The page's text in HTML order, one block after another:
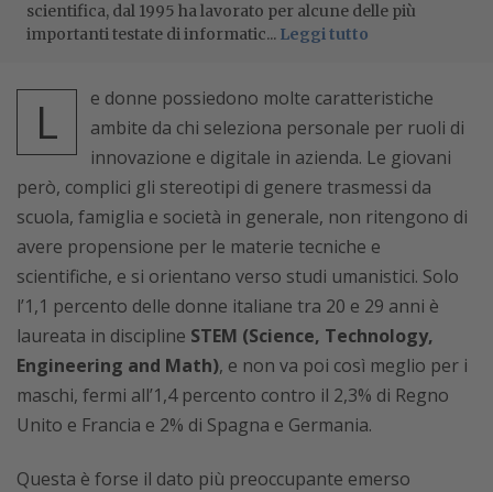
scientifica, dal 1995 ha lavorato per alcune delle più
importanti testate di informatic... Leggi tutto
L
e donne possiedono molte caratteristiche
ambite da chi seleziona personale per ruoli di
innovazione e digitale in azienda. Le giovani
però, complici gli stereotipi di genere trasmessi da
scuola, famiglia e società in generale, non ritengono di
avere propensione per le materie tecniche e
scientifiche, e si orientano verso studi umanistici. Solo
l’1,1 percento delle donne italiane tra 20 e 29 anni è
laureata in discipline STEM (Science, Technology,
Engineering and Math), e non va poi così meglio per i
maschi, fermi all’1,4 percento contro il 2,3% di Regno
Unito e Francia e 2% di Spagna e Germania.
Questa è forse il dato più preoccupante emerso